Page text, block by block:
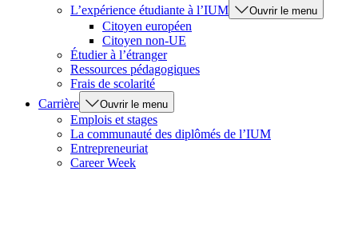
L’expérience étudiante à l’IUM Ouvrir le menu
Citoyen européen
Citoyen non-UE
Étudier à l’étranger
Ressources pédagogiques
Frais de scolarité
Carrière
Ouvrir le menu
Emplois et stages
La communauté des diplômés de l’IUM
Entrepreneuriat
Career Week